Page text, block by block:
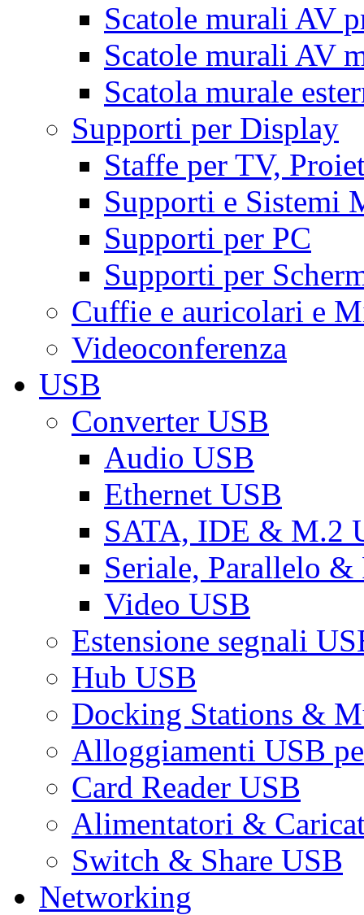
Scatole murali AV
Scatole murali AV
Scatola murale
Supporti per Display
Staffe per TV,
Supporti e Sistemi
Supporti per PC
Supporti per
Cuffie e auricolari e
Videoconferenza
USB
Converter USB
Audio USB
Ethernet USB
SATA, IDE & M.2
Seriale, Parallelo &
Video USB
Estensione segnali
Hub USB
Docking Stations &
Alloggiamenti USB
Card Reader USB
Alimentatori &
Switch & Share USB
Networking